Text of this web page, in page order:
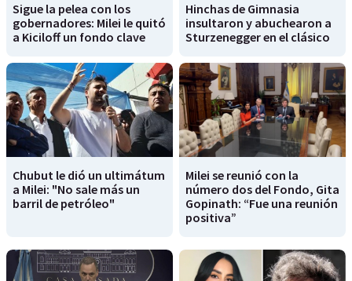
Sigue la pelea con los
gobernadores: Milei le quitó
a Kiciloff un fondo clave
Hinchas de Gimnasia
insultaron y abuchearon a
Sturzenegger en el clásico
Chubut le dió un ultimátum
a Milei: "No sale más un
barril de petróleo"
Milei se reunió con la
número dos del Fondo, Gita
Gopinath: “Fue una reunión
positiva”